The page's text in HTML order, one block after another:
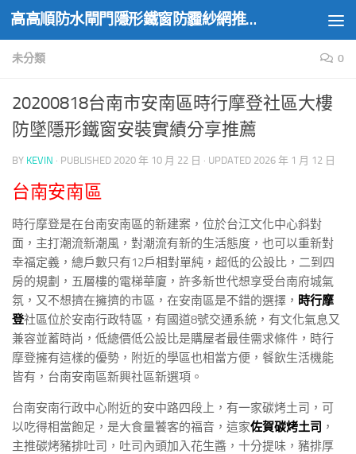
Skip to content 高高順防水閘門隱形鐵窗防霾紗網推薦實績
未分類 0
20200818台南市安南區時行摩登社區大樓
防墜隱形鐵窗安裝實績分享推薦
BY KEVIN · PUBLISHED 2020 年 10 月 22 日 · UPDATED 2026 年 1 月 12 日
台南安南區
時行摩登是在台南安南區的新建案，位於台江文化中心斜對
面，主打潮流新潮風，對潮流有新的生活態度，也可以重新對
幸福定義，總戶數只有12戶相對單純，超低的公設比，二到四
房的規劃，五層樓的電梯華廈，許多新世代想享受台南府城氣
氛，又不想擠在擁擠的市區，在安南區是不錯的選擇， 時行摩
登社區位於安南行政特區，有國道8號交通系統，有文化氣息又
兼容並蓄時尚，低總價低公設比是購屋者最佳需求條件，時行
摩登擁有這樣的優勢，附近的學區也相當方便，餐飲生活機能
皆有，台南安南區新興社區新選項。
台南安南行政中心附近的安中路四段上，有一家碳烤土司，可
以吃得相當飽足，是大食量饕客的福音，這家佐賀碳烤土司 ，
主推碳烤豬排吐司，吐司內頭加入花生醬，十分提味，豬排厚